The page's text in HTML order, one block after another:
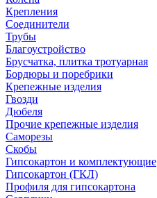
Крепления
Соединители
Трубы
Благоустройство
Брусчатка, плитка тротуарная
Бордюры и поребрики
Крепежные изделия
Гвозди
Дюбеля
Прочие крепежные изделия
Саморезы
Скобы
Гипсокартон и комплектующие
Гипсокартон (ГКЛ)
Профиля для гипсокартона